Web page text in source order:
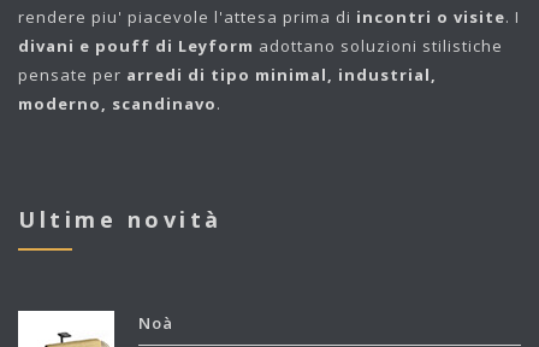
rendere piu' piacevole l'attesa prima di incontri o visite. I
divani e pouff di Leyform adottano soluzioni stilistiche
pensate per arredi di tipo minimal, industrial,
moderno, scandinavo.
Ultime novità
Noà